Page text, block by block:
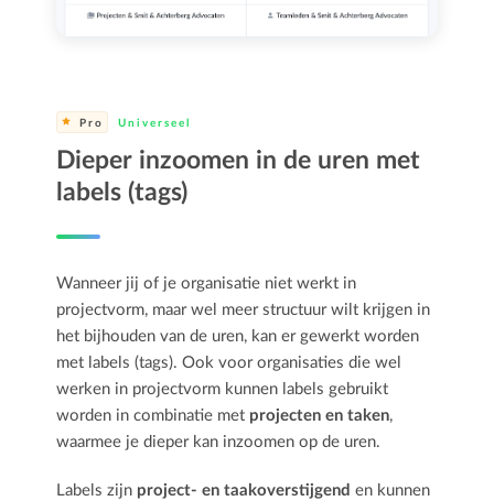
Pro Universeel
Dieper inzoomen in de uren met
labels (tags)
Wanneer jij of je organisatie niet werkt in
projectvorm, maar wel meer structuur wilt krijgen in
het bijhouden van de uren, kan er gewerkt worden
met labels (tags). Ook voor organisaties die wel
werken in projectvorm kunnen labels gebruikt
worden in combinatie met projecten en taken,
waarmee je dieper kan inzoomen op de uren.
Labels zijn project- en taakoverstijgend en kunnen